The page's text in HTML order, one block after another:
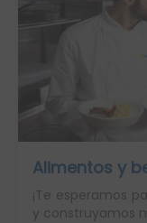
Alimentos y
¡Te esperamos
y construyamos